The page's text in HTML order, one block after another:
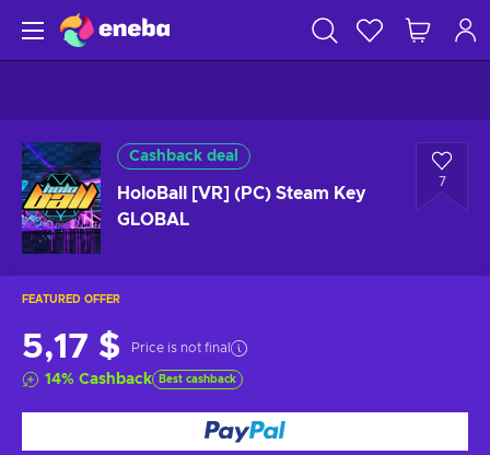
Cashback deal
HoloBall [VR] (PC) Steam Key
GLOBAL
7
FEATURED OFFER
5,17 $ Price is not final
14% Cashback Best cashback